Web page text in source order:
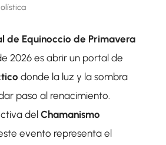
de Equinoccio de Primavera
2026 es abrir un portal de
donde la luz y la sombra
paso al renacimiento.
del Chamanismo
evento representa el